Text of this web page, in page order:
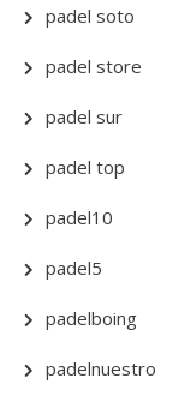
padel soto
padel store
padel sur
padel top
padel10
padel5
padelboing
padelnuestro